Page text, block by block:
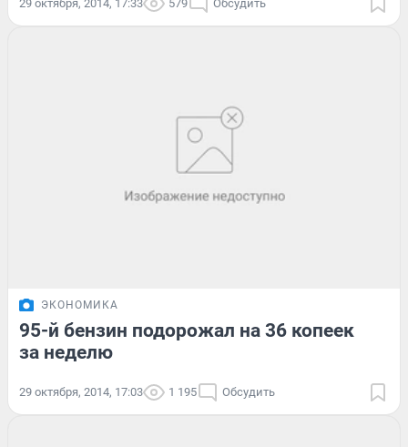
29 октября, 2014, 17:33 579 Обсудить
ЭКОНОМИКА
95-й бензин подорожал на 36 копеек
за неделю
29 октября, 2014, 17:03 1 195 Обсудить